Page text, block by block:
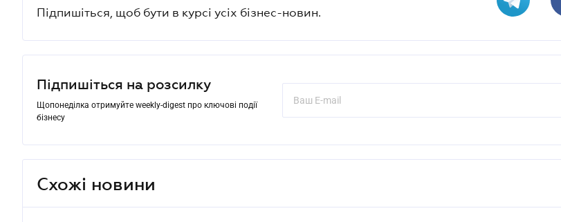
Підпишіться, щоб бути в курсі усіх бізнес-новин.
Підпишіться на розсилку
Щопонеділка отримуйте weekly-digest про ключові події
бізнесу
Схожі новини